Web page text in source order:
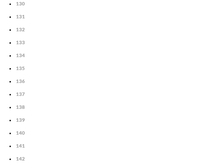
130
131
132
133
134
135
136
137
138
139
140
141
142